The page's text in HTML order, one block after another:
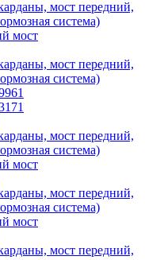
мост передний,
система)
мост
мост передний,
система)
мост передний,
система)
мост
мост передний,
система)
мост
мост передний,